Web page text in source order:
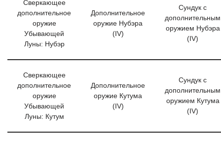
Сверкающее
дополнительное
оружие
Убывающей
Луны: Нубэр
Дополнительное
оружие Нубэра
(IV)
Сундук с
дополнительным
оружием Нубэра
(IV)
Сверкающее
дополнительное
оружие
Убывающей
Луны: Кутум
Дополнительное
оружие Кутума
(IV)
Сундук с
дополнительным
оружием Кутума
(IV)